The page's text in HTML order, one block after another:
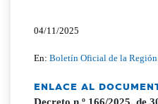
04/11/2025
En:Boletín Oficial de la
ENLACE AL